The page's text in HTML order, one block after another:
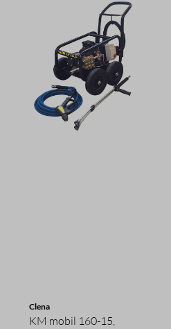
Clena
KM mobil 160-15,